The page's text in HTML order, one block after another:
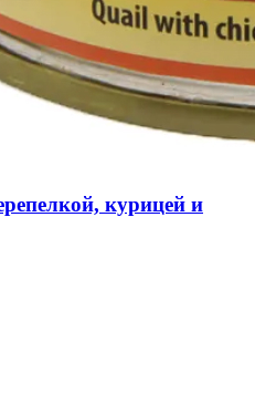
курицей и